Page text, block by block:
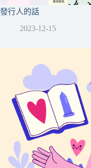
發行人的話
2023-12-15